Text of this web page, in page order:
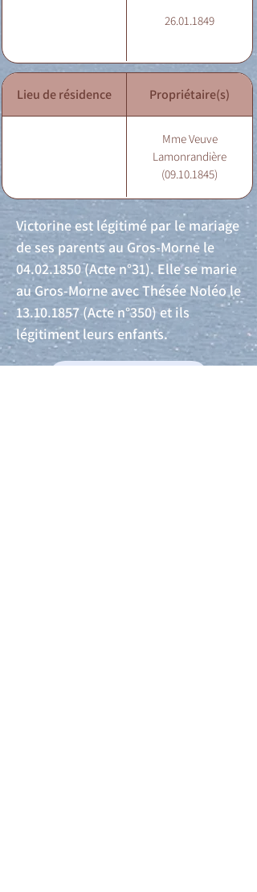
26.01.1849
Lieu de résidence Propriétaire(s)
Mme Veuve
Lamonrandière
(09.10.1845)
Victorine est légitimé par le mariage
de ses parents au Gros-Morne le
04.02.1850(Acte n°31). Elle se marie
au Gros-Morne avec Thésée Noléo le
13.10.1857(Acte n°350) et ils
légitiment leurs enfants.